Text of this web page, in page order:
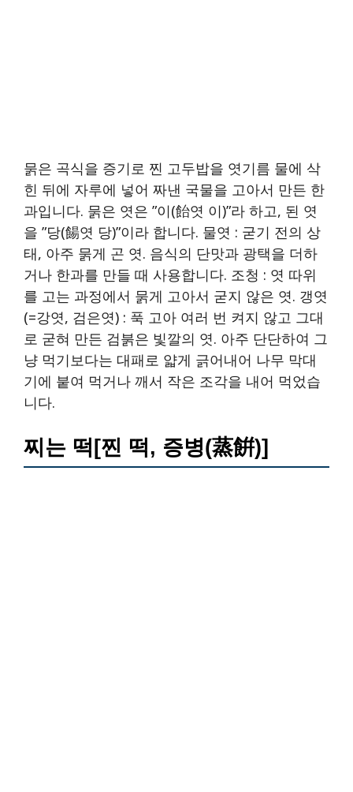
묽은 곡식을 증기로 찐 고두밥을 엿기름 물에 삭
힌 뒤에 자루에 넣어 짜낸 국물을 고아서 만든 한
과입니다. 묽은 엿은 ”이(飴엿 이)”라 하고, 된 엿
을 ”당(餳엿 당)”이라 합니다. 물엿 : 굳기 전의 상
태, 아주 묽게 곤 엿. 음식의 단맛과 광택을 더하
거나 한과를 만들 때 사용합니다. 조청 : 엿 따위
를 고는 과정에서 묽게 고아서 굳지 않은 엿. 갱엿
(=강엿, 검은엿) : 푹 고아 여러 번 켜지 않고 그대
로 굳혀 만든 검붉은 빛깔의 엿. 아주 단단하여 그
냥 먹기보다는 대패로 얇게 긁어내어 나무 막대
기에 붙여 먹거나 깨서 작은 조각을 내어 먹었습
니다.
찌는 떡[찐 떡, 증병(蒸餠)]